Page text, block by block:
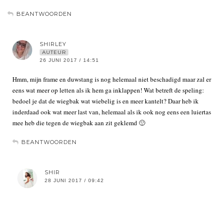
BEANTWOORDEN
SHIRLEY
AUTEUR
26 JUNI 2017 / 14:51
Hmm, mijn frame en duwstang is nog helemaal niet beschadigd maar zal er
eens wat meer op letten als ik hem ga inklappen! Wat betreft de speling:
bedoel je dat de wiegbak wat wiebelig is en meer kantelt? Daar heb ik
inderdaad ook wat meer last van, helemaal als ik ook nog eens een luiertas
mee heb die tegen de wiegbak aan zit geklemd 🙂
BEANTWOORDEN
SHIR
28 JUNI 2017 / 09:42